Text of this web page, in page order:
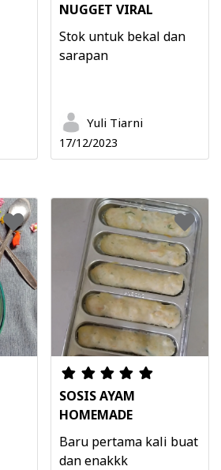
NUGGET VIRAL
Stok untuk bekal dan
sarapan
Yuli Tiarni
17/12/2023
SOSIS AYAM
HOMEMADE
Baru pertama kali buat
dan enakkk